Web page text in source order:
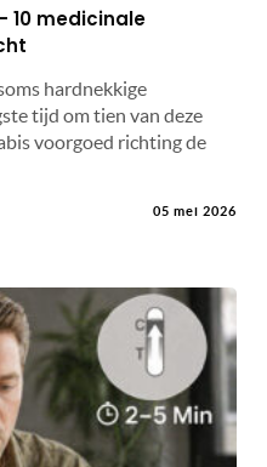
10 medicinale
hardnekkige
tijd om tien van deze
voorgoed richting de
05 mei 2026